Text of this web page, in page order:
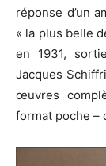
réponse d’un
« la plus belle
en 1931,
Jacques
œuvres
format poche –